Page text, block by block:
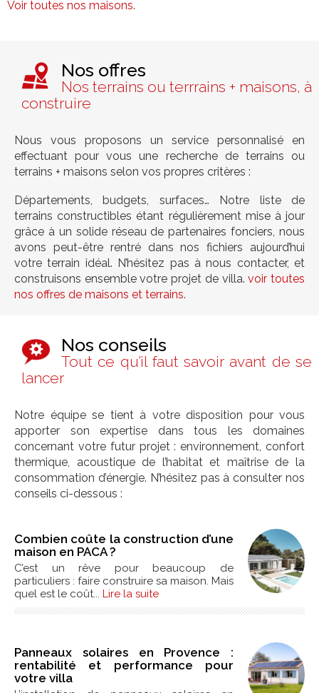
Voir toutes nos maisons.
Nos offres
Nos terrains ou terrrains + maisons, à
construire
Nous vous proposons un service personnalisé en
effectuant pour vous une recherche de terrains ou
terrains + maisons selon vos propres critères :
Départements, budgets, surfaces… Notre liste de
terrains constructibles étant régulièrement mise à jour
grâce à un solide réseau de partenaires fonciers, nous
avons peut-être rentré dans nos fichiers aujourd’hui
votre terrain idéal. N’hésitez pas à nous contacter, et
construisons ensemble votre projet de villa.voir toutes
nos offres de maisons et terrains.
Nos conseils
Tout ce qu’il faut savoir avant de se
lancer
Notre équipe se tient à votre disposition pour vous
apporter son expertise dans tous les domaines
concernant votre futur projet : environnement, confort
thermique, acoustique de l’habitat et maîtrise de la
consommation d’énergie. N’hésitez pas à consulter nos
conseils ci-dessous :
Combien coûte la construction d’une
maison en PACA ?
C’est un rêve pour beaucoup de
particuliers : faire construire sa maison. Mais
quel est le coût... Lire la suite
Panneaux solaires en Provence :
rentabilité et performance pour
votre villa